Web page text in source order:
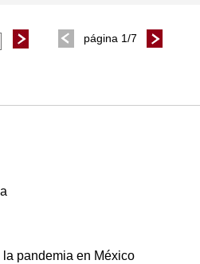
página 1/7
pandemia en México